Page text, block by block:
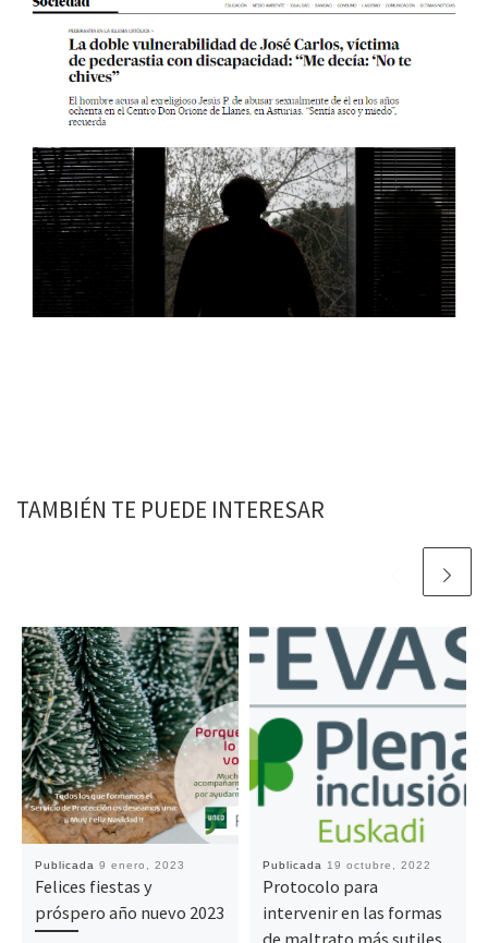
TAMBIÉN TE PUEDE INTERESAR
Publicada 9 enero, 2023
Felices fiestas y
próspero año nuevo 2023
Publicada 19 octubre, 2022
Protocolo para
intervenir en las formas